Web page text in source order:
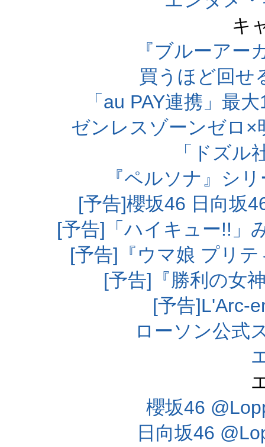
キ
『ブルーアー
買うほど回せ
「au PAY連携」最
ゼンレスゾーンゼロ
「ドズル
『ペルソナ』シ
[予告]櫻坂46 日向坂
[予告]「ハイキュー!!」
[予告]『ウマ娘 プリ
[予告]『勝利の女
[予告]L'Arc-
ローソン公式
櫻坂46
日向坂46